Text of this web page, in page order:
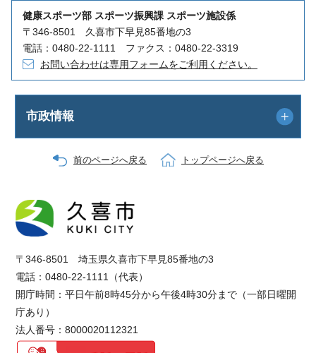
健康スポーツ部 スポーツ振興課 スポーツ施設係
〒346-8501 久喜市下早見85番地の3
電話：0480-22-1111 ファクス：0480-22-3319
お問い合わせは専用フォームをご利用ください。
市政情報
前のページへ戻る トップページへ戻る
〒346-8501 埼玉県久喜市下早見85番地の3
電話：0480-22-1111（代表）
開庁時間：平日午前8時45分から午後4時30分まで（一部日曜開
庁あり）
法人番号：8000020112321